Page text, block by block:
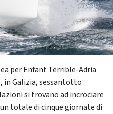
per Enfant Terrible-Adria
in Galizia, sessantotto
si trovano ad incrociare
totale di cinque giornate di